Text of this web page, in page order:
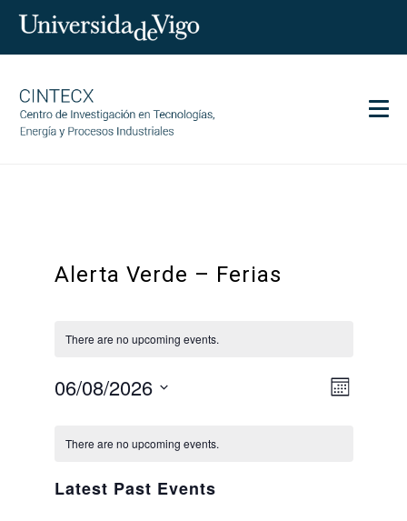
Services
Communication
Search
SearchSEARCH
TwitterInstagram
Alerta Verde – Ferias
There are no upcoming events.
Views
Event
Month
06/08/2026
Calendar
Events
There are no upcoming events.
Latest Past Events